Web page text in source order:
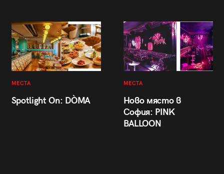
МЕСТА
Spotlight On: DÒMA
МЕСТА
Ново място в
София: PINK
BALLOON